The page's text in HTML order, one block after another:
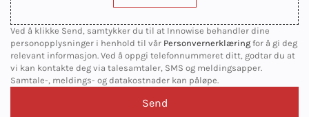
Ved å klikke Send, samtykker du til at Innowise behandler dine
personopplysninger i henhold til vår Personvernerklæring for å gi deg
relevant informasjon. Ved å oppgi telefonnummeret ditt, godtar du at
vi kan kontakte deg via talesamtaler, SMS og meldingsapper.
Samtale-, meldings- og datakostnader kan påløpe.